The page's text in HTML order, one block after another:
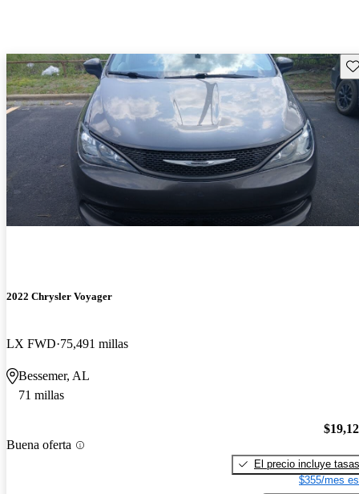
2022 Chrysler Voyager
LX FWD 75,491 millas
Bessemer, AL
71 millas
Buena oferta
El precio incluye tasas
$355/mes